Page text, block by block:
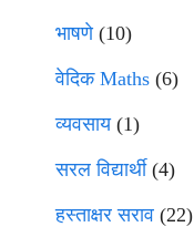
भाषणे(10)
वेदिक Maths (6)
व्यवसाय(1)
सरल विद्यार्थी(4)
हस्ताक्षर सराव (22)